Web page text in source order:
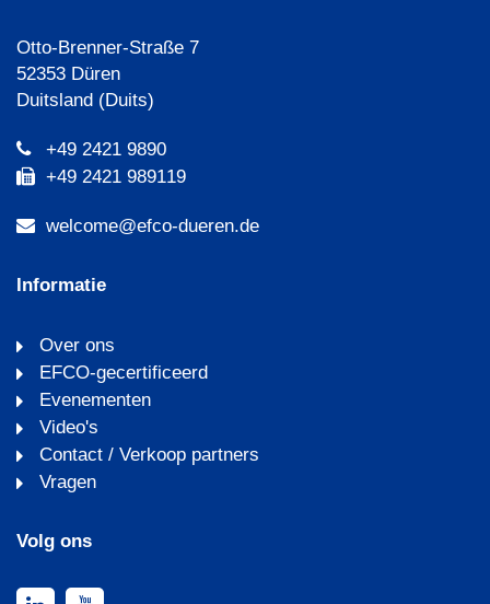
Otto-Brenner-Straße 7
52353 Düren
Duitsland (Duits)
+49 2421 9890
+49 2421 989119
welcome@efco-dueren.de
Informatie
Over ons
EFCO-gecertificeerd
Evenementen
Video's
Contact / Verkoop partners
Vragen
Volg ons